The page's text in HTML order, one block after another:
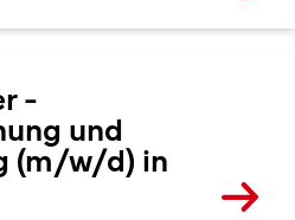
-
und
(m/w/d) in